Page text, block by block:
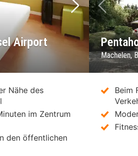
Nächstes Bild
Airport
Nähe des
im Zentrum
den öffentlichen
Machelen,
Beim